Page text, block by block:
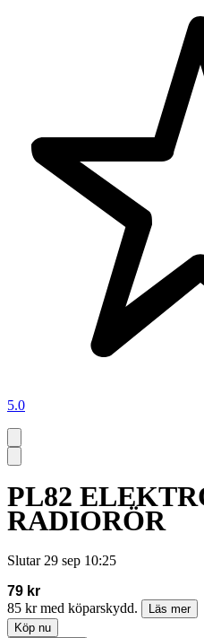
5.0
PL82
RADIORÖR
Slutar 29 sep 10:25
79 kr
85 kr med köparskydd.
Läs mer
Köp nu